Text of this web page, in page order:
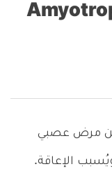
مرض عصبي
الإعاقة.